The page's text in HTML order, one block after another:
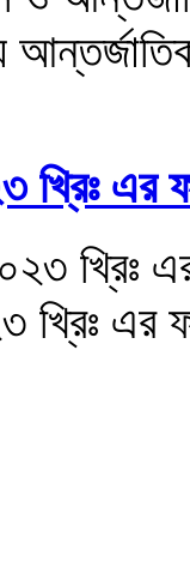
খ্রিঃ
খ্রিঃ